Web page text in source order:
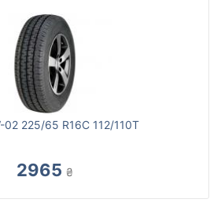
02 225/65 R16C 112/110T
2965 ₴